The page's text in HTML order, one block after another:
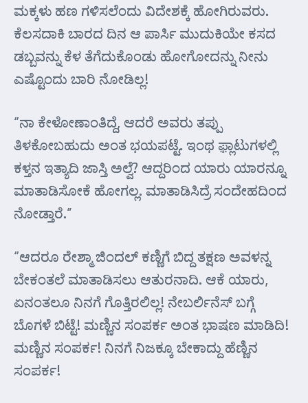
ಮಕ್ಕಳು ಹಣ ಗಳಿಸಲೆಂದು ವಿದೇಶಕ್ಕೆ ಹೋಗಿರುವರು.
ಕೆಲಸದಾಕಿ ಬಾರದ ದಿನ ಆ ಪಾರ್ಸಿ ಮುದುಕಿಯೇ ಕಸದ
ಡಬ್ಬವನ್ನು ಕೆಳ ತೆಗೆದುಕೊಂಡು ಹೋಗೋದನ್ನು ನೀನು
ಎಷ್ಟೊಂದು ಬಾರಿ ನೋಡಿಲ್ಲ!
“ನಾ ಕೇಳೋಣಾಂತಿದ್ದೆ, ಆದರೆ ಅವರು ತಪ್ಪು
ತಿಳಕೋಬಹುದು ಅಂತ ಭಯಪಟ್ಟೆ. ಇಂಥ ಫ಼್ಲಾಟುಗಳಲ್ಲಿ
ಕಳ್ತನ ಇತ್ಯಾದಿ ಜಾಸ್ತಿ ಅಲ್ವೆ? ಆದ್ದರಿಂದ ಯಾರು ಯಾರನ್ನೂ
ಮಾತಾಡಿಸೋಕೆ ಹೋಗಲ್ಲ. ಮಾತಾಡಿಸಿದ್ರೆ ಸಂದೇಹದಿಂದ
ನೋಡ್ತಾರೆ.”
“ಆದರೂ ರೇಶ್ಮಾ ಜಿಂದಲ್ ಕಣ್ಣಿಗೆ ಬಿದ್ದ ತಕ್ಷಣ ಅವಳನ್ನ
ಬೇಕಂತಲೆ ಮಾತಾಡಿಸಲು ಆತುರನಾದಿ. ಆಕೆ ಯಾರು,
ಏನಂತಲೂ ನಿನಗೆ ಗೊತ್ತಿರಲಿಲ್ಲ! ನೇಬರ್ಲಿನೆಸ್ ಬಗ್ಗೆ
ಬೊಗಳೆ ಬಿಟ್ಟೆ! ಮಣ್ಣಿನ ಸಂಪರ್ಕ ಅಂತ ಭಾಷಣ ಮಾಡಿದಿ!
ಮಣ್ಣಿನ ಸಂಪರ್ಕ! ನಿನಗೆ ನಿಜಕ್ಕೂ ಬೇಕಾದ್ದು ಹೆಣ್ಣಿನ
ಸಂಪರ್ಕ!